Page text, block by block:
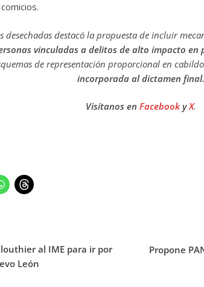
desechadas destacó la propuesta de incluir
vinculadas a delitos de alto impacto en
de representación proporcional en
incorporada al dictamen final.
Visítanos enFacebookyX.
al IME para ir por
León
Propone